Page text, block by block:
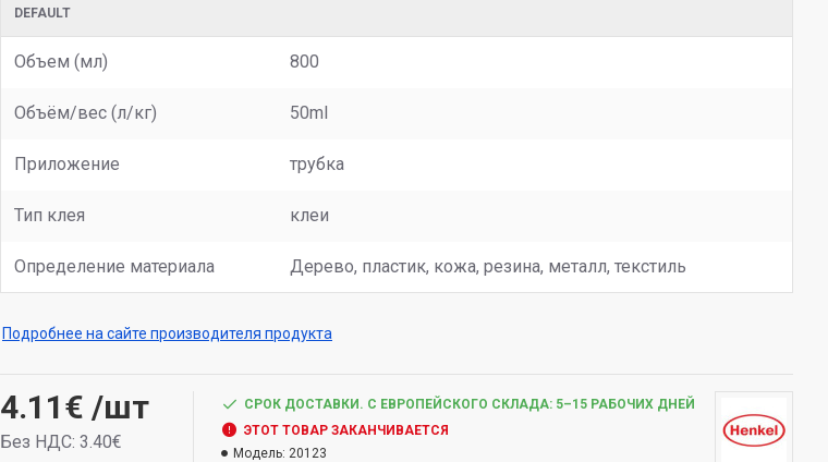
DEFAULT
Объем (мл) 800
Объём/вес (л/кг) 50ml
Приложение трубка
Тип клея клеи
Определение материала Дерево, пластик, кожа, резина, металл, текстиль
Подробнее на сайте производителя продукта
4.11€ /шт
Без НДС: 3.40€
СРОК ДОСТАВКИ. С ЕВРОПЕЙСКОГО СКЛАДА: 5–15 РАБОЧИХ ДНЕЙ
ЭТОТ ТОВАР ЗАКАНЧИВАЕТСЯ
Модель: 20123